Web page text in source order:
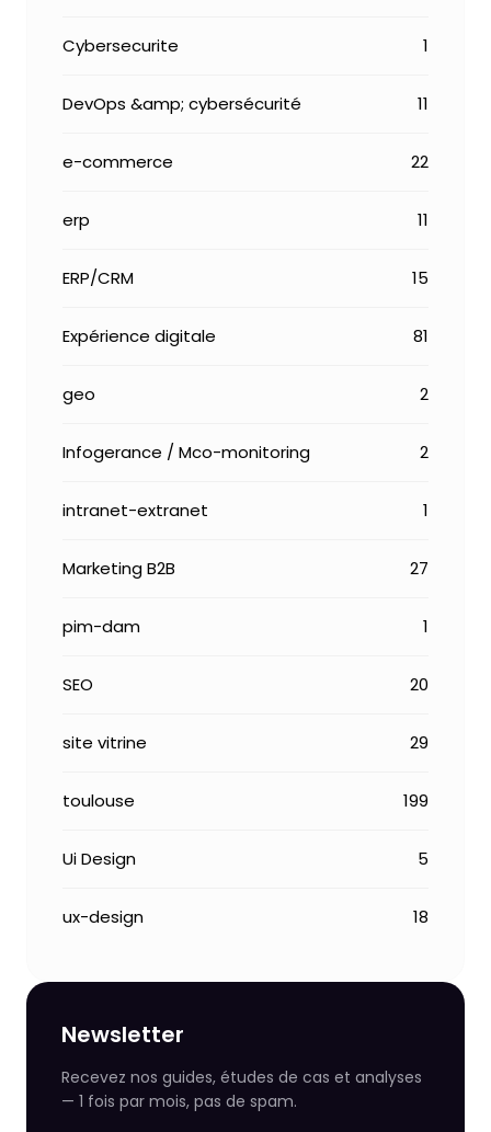
Cybersecurite 1
DevOps &amp; cybersécurité 11
e-commerce 22
erp 11
ERP/CRM 15
Expérience digitale 81
geo 2
Infogerance / Mco-monitoring 2
intranet-extranet 1
Marketing B2B 27
pim-dam 1
SEO 20
site vitrine 29
toulouse 199
Ui Design 5
ux-design 18
Newsletter
Recevez nos guides, études de cas et analyses
— 1 fois par mois, pas de spam.